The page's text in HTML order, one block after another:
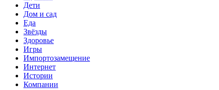
Дети
Дом и сад
Еда
Звёзды
Здоровье
Игры
Импортозамещение
Интернет
Истории
Компании